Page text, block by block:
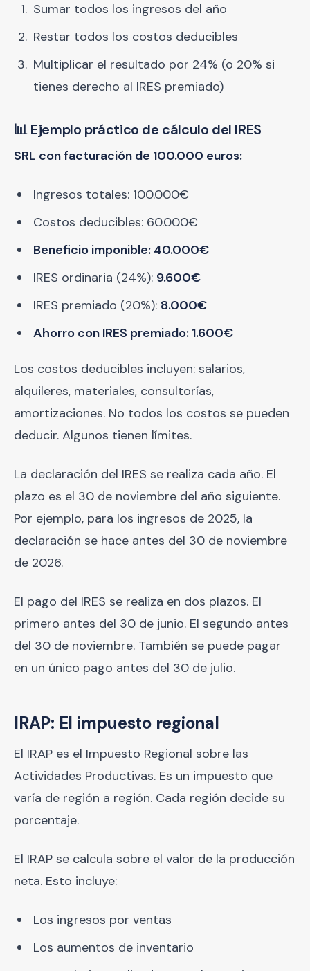
Sumar todos los ingresos del año
Restar todos los costos deducibles
Multiplicar el resultado por 24% (o 20% si
tienes derecho al IRES premiado)
📊 Ejemplo práctico de cálculo del IRES
SRL con facturación de 100.000 euros:
Ingresos totales: 100.000€
Costos deducibles: 60.000€
Beneficio imponible: 40.000€
IRES ordinaria (24%): 9.600€
IRES premiado (20%): 8.000€
Ahorro con IRES premiado: 1.600€
Los costos deducibles incluyen: salarios,
alquileres, materiales, consultorías,
amortizaciones. No todos los costos se pueden
deducir. Algunos tienen límites.
La declaración del IRES se realiza cada año. El
plazo es el 30 de noviembre del año siguiente.
Por ejemplo, para los ingresos de 2025, la
declaración se hace antes del 30 de noviembre
de 2026.
El pago del IRES se realiza en dos plazos. El
primero antes del 30 de junio. El segundo antes
del 30 de noviembre. También se puede pagar
en un único pago antes del 30 de julio.
IRAP: El impuesto regional
El IRAP es el Impuesto Regional sobre las
Actividades Productivas. Es un impuesto que
varía de región a región. Cada región decide su
porcentaje.
El IRAP se calcula sobre el valor de la producción
neta. Esto incluye:
Los ingresos por ventas
Los aumentos de inventario